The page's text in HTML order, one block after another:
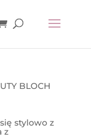
BLOCH
stylowo z
z